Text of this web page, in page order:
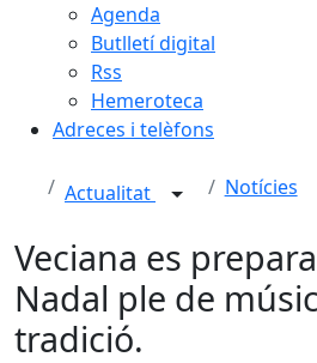
Agenda
Butlletí digital
Rss
Hemeroteca
Adreces i telèfons
Actualitat Notícies
Veciana es
Nadal ple de
tradició.